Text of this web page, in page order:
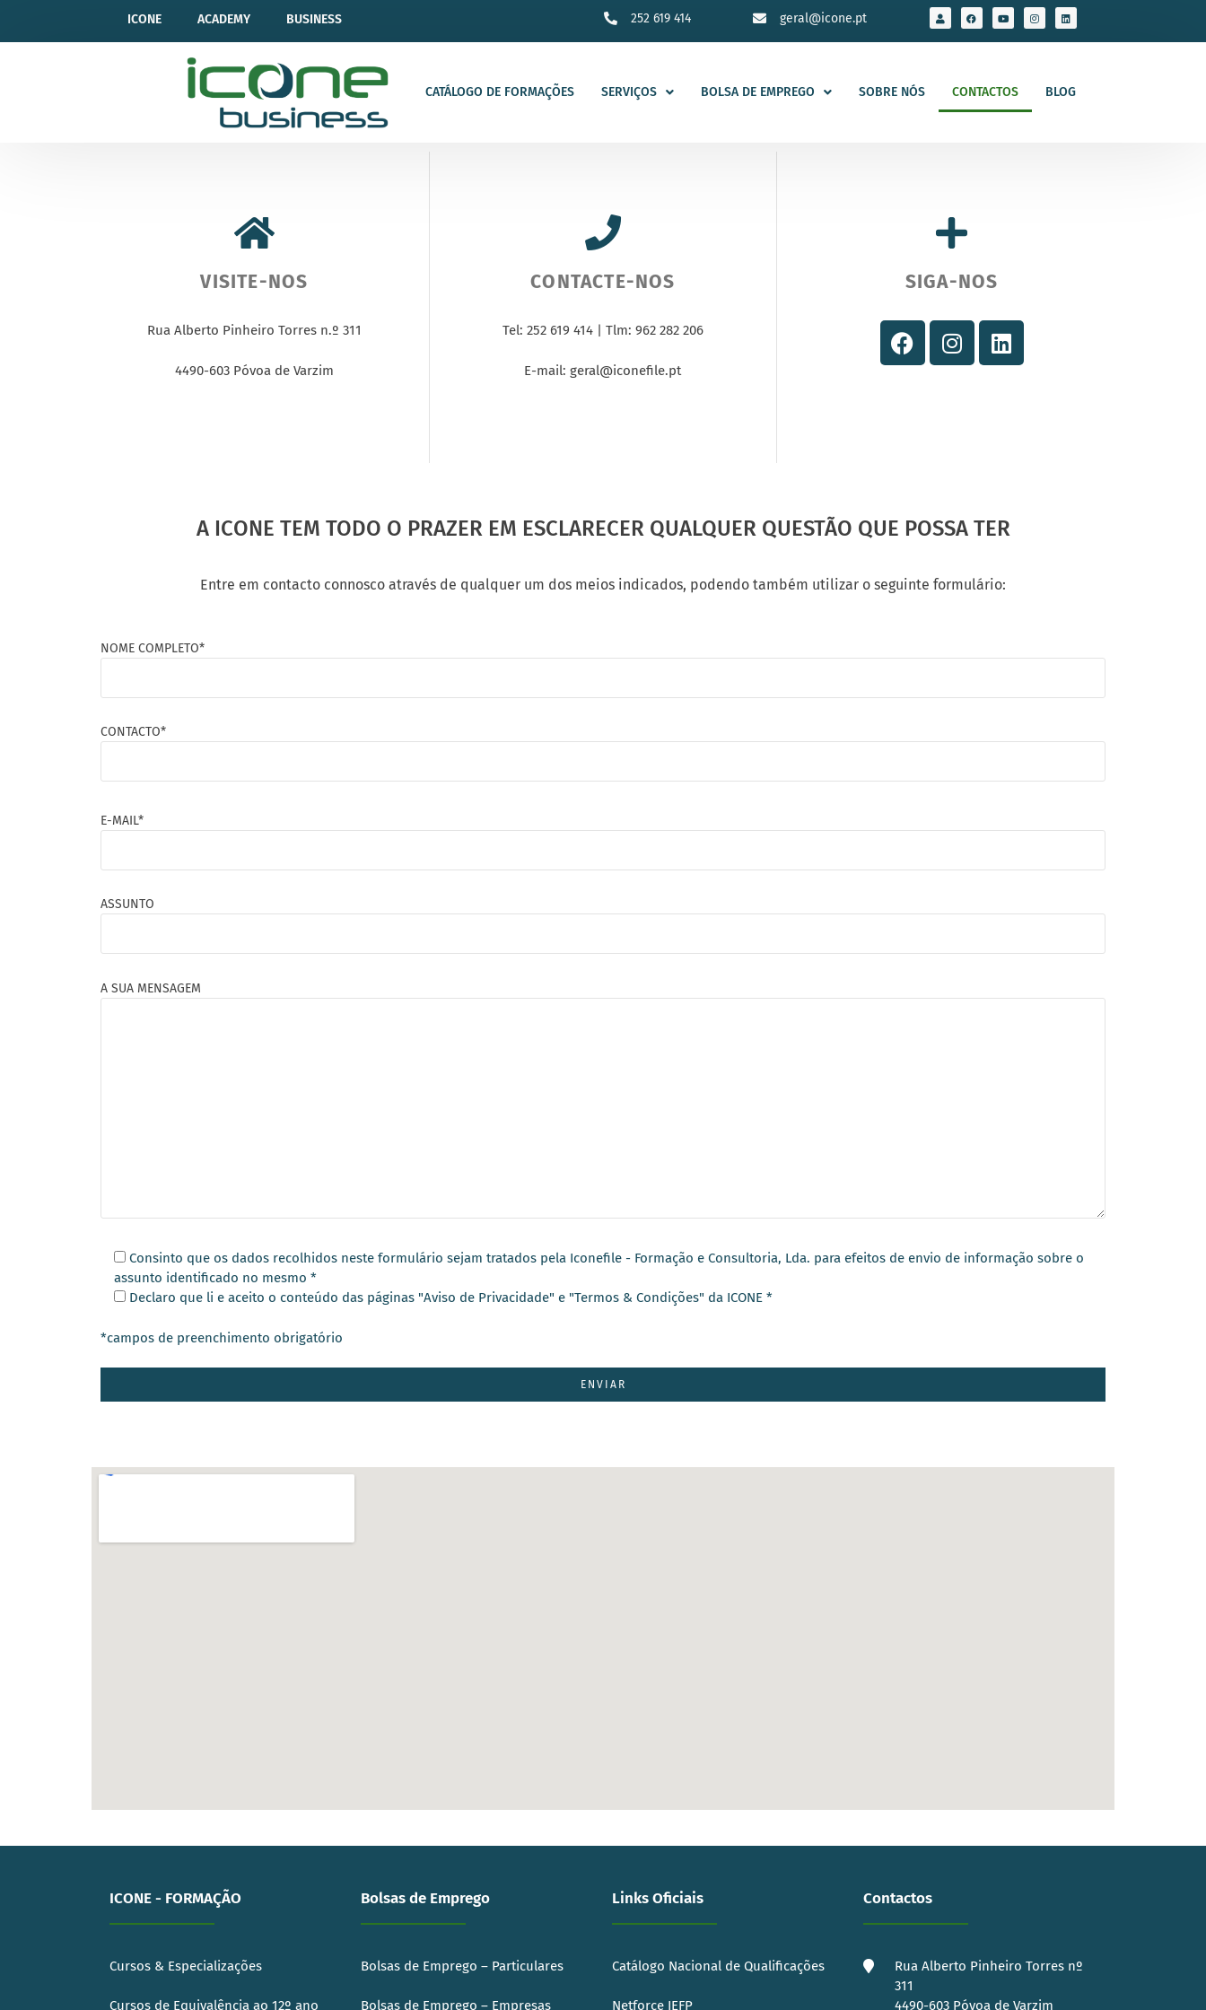
ICONE ACADEMY BUSINESS 252 619 414 geral@icone.pt
CATÁLOGO DE FORMAÇÕES SERVIÇOS BOLSA DE EMPREGO SOBRE NÓS CONTACTOS BLOG
VISITE-NOS
Rua Alberto Pinheiro Torres n.º 311
4490-603 Póvoa de Varzim
CONTACTE-NOS
Tel: 252 619 414 | Tlm: 962 282 206
E-mail:geral@iconefile.pt
SIGA-NOS
A ICONE TEM TODO O PRAZER EM ESCLARECER QUALQUER QUESTÃO QUE POSSA TER
Entre em contacto connosco através de qualquer um dos meios indicados, podendo também utilizar o seguinte formulário:
NOME COMPLETO*
CONTACTO*
E-MAIL*
ASSUNTO
A SUA MENSAGEM
Consinto que os dados recolhidos neste formulário sejam tratados pela Iconefile - Formação e Consultoria, Lda. para efeitos de envio de informação sobre o
assunto identificado no mesmo *
Declaro que li e aceito o conteúdo das páginas "Aviso de Privacidade" e "Termos & Condições" da ICONE *
*campos de preenchimento obrigatório
ICONE - FORMAÇÃO
Cursos & Especializações
Cursos de Equivalência ao 12º ano
Bolsas de Emprego
Bolsas de Emprego – Particulares
Bolsas de Emprego – Empresas
Links Oficiais
Catálogo Nacional de Qualificações
Netforce IEFP
Contactos
Rua Alberto Pinheiro Torres nº
311
4490-603 Póvoa de Varzim